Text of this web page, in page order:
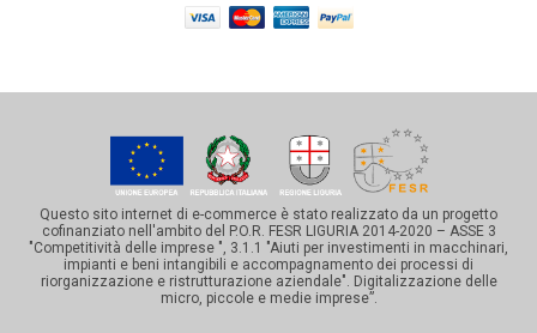
Questo sito internet di e-commerce è stato realizzato da un progetto
cofinanziato nell'ambito del P.O.R. FESR LIGURIA 2014-2020 – ASSE 3
"Competitività delle imprese ", 3.1.1 "Aiuti per investimenti in macchinari,
impianti e beni intangibili e accompagnamento dei processi di
riorganizzazione e ristrutturazione aziendale". Digitalizzazione delle
micro, piccole e medie imprese”.